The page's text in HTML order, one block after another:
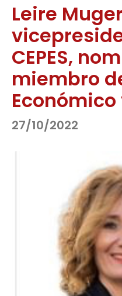
Leire
CEPES,
miembro
27/10/2022